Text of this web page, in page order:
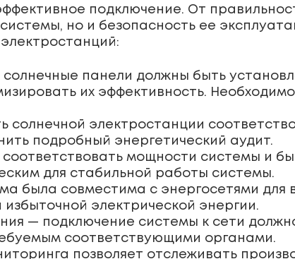
подключение. От
но и безопасность ее
панели должны быть
их эффективность.
электростанции
подробный энергетический аудит.
мощности системы и
для стабильной работы системы.
была совместима с энергосетями для
электрической энергии.
— подключение системы к сети
соответствующими органами.
позволяет отслеживать